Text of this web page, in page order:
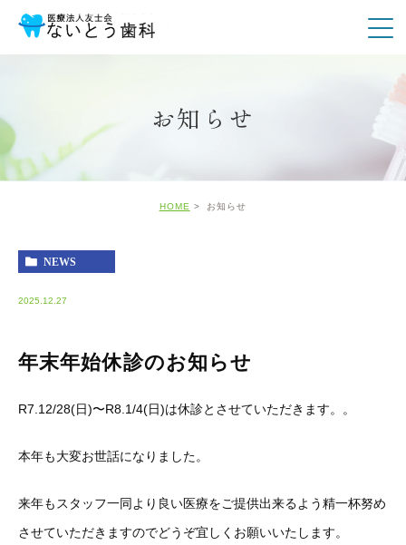
お知らせ
HOME お知らせ
NEWS
2025.12.27
年末年始休診のお知らせ
R7.12/28(日)〜R8.1/4(日)は休診とさせていただきます。。
本年も大変お世話になりました。
来年もスタッフ一同より良い医療をご提供出来るよう精一杯努め
させていただきますのでどうぞ宜しくお願いいたします。